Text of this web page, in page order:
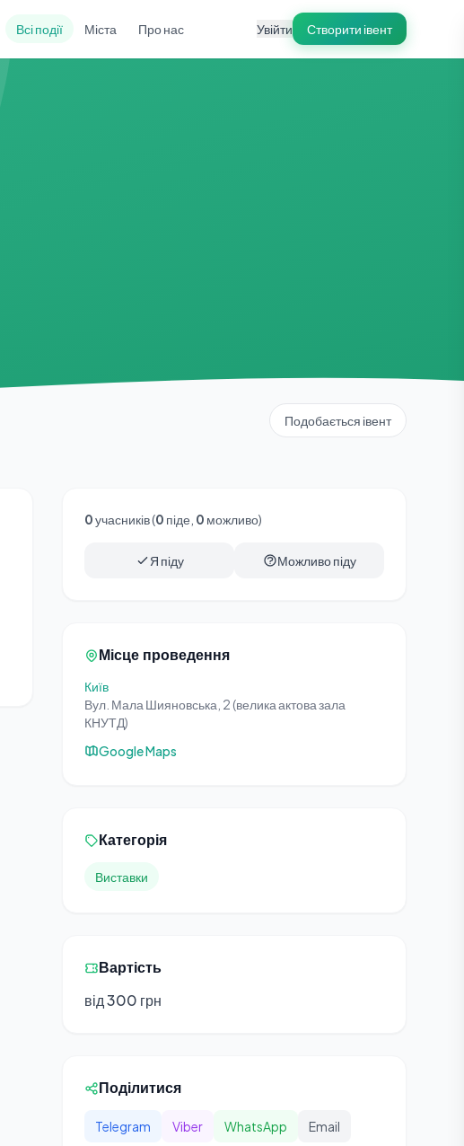
Всі події Міста Про нас Увійти Створити івент
Подобається івент
0учасників (0 піде, 0 можливо)
Я піду Можливо піду
Місце проведення
Київ
Вул. Мала Шияновська, 2 (велика актова зала
КНУТД)
Google Maps
Категорія
Виставки
Вартість
від 300 грн
Поділитися
Telegram Viber WhatsApp Email